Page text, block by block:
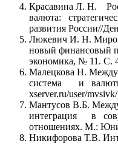
Красавина Л. Н.
валюта:
развития России//
Люкевич И. Н.
новый финансовый
экономика, № 11. С.
Малецкова Н.
система и
xserver.ru/user/mvsivk/
Мантусов В.Б.
интеграция в
отношениях. М.:
Никифорова Т.В.